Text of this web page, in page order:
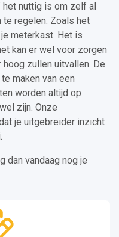
nuttig is om zelf al
te regelen. Zoals het
meterkast. Het is
kan er wel voor zorgen
zullen uitvallen. De
maken van een
worden altijd op
zijn. Onze
je uitgebreider inzicht
dan vandaag nog je